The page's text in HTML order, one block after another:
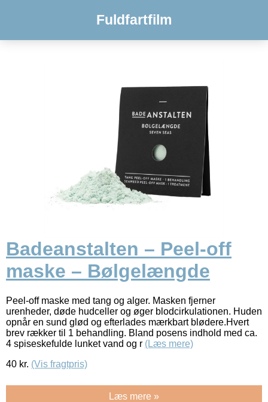
Fuldfartfilm
Badeanstalten – Peel-off
maske – Bølgelængde
Peel-off maske med tang og alger. Masken fjerner
urenheder, døde hudceller og øger blodcirkulationen. Huden
opnår en sund glød og efterlades mærkbart blødere.Hvert
brev rækker til 1 behandling. Bland posens indhold med ca.
4 spiseskefulde lunket vand og r (Læs mere)
40 kr. (Vis fragtpris)
Læs mere »